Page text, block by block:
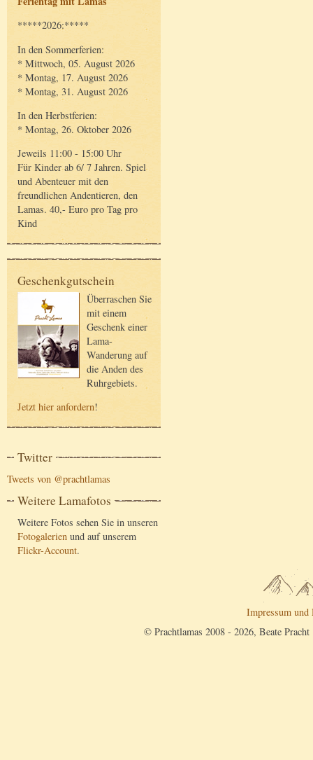
*****2026:*****
In den Sommerferien:
* Mittwoch, 05. August 2026
* Montag, 17. August 2026
* Montag, 31. August 2026
In den Herbstferien:
* Montag, 26. Oktober 2026
Jeweils 11:00 - 15:00 Uhr
Für Kinder ab 6/ 7 Jahren. Spiel
und Abenteuer mit den
freundlichen Andentieren, den
Lamas. 40,- Euro pro Tag pro
Kind
Geschenkgutschein
Überraschen Sie
mit einem
Geschenk einer
Lama-
Wanderung auf
die Anden des
Ruhrgebiets.
Jetzt hier anfordern!
Twitter
Tweets von @prachtlamas
Weitere Lamafotos
Weitere Fotos sehen Sie in unseren
Fotogalerien und auf unserem
Flickr-Account.
Impressum und
© Prachtlamas 2008 - 2026, Beate Pracht